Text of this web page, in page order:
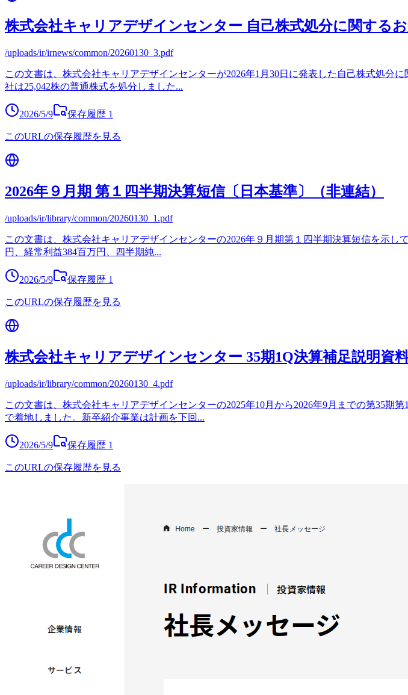
株式会社キャリアデザインセンター 自己株式処分に関する
/uploads/ir/irnews/common/20260130_3.pdf
この文書は、株式会社キャリアデザインセンターが2026年1月30日に発表した自己株式処分
社は25,042株の普通株式を処分しました...
2026/5/9 保存履歴 1
このURLの保存履歴を見る
2026年９月期 第１四半期決算短信〔日本基準〕（非連結）
/uploads/ir/library/common/20260130_1.pdf
この文書は、株式会社キャリアデザインセンターの2026年９月期第１四半期決算短信を示
円、経常利益384百万円、四半期純...
2026/5/9 保存履歴 1
このURLの保存履歴を見る
株式会社キャリアデザインセンター 35期1Q決算補足説明資
/uploads/ir/library/common/20260130_4.pdf
この文書は、株式会社キャリアデザインセンターの2025年10月から2026年9月までの第35
で着地しました。新卒紹介事業は計画を下回 ...
2026/5/9 保存履歴 1
このURLの保存履歴を見る